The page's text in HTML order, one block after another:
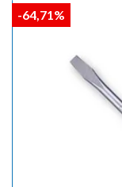
-64,71%